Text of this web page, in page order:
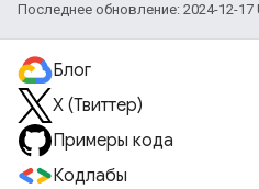
Последнее обновление: 2024-12-17
Блог
X (Твиттер)
Примеры кода
Кодлабы